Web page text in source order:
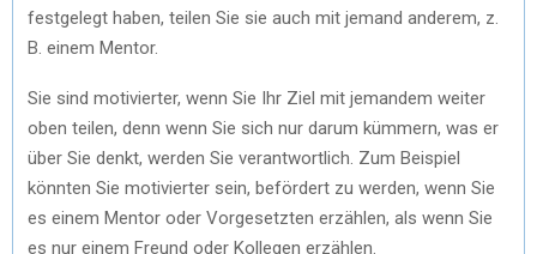
festgelegt haben, teilen Sie sie auch mit jemand anderem, z.
B. einem Mentor.
Sie sind motivierter, wenn Sie Ihr Ziel mit jemandem weiter
oben teilen, denn wenn Sie sich nur darum kümmern, was er
über Sie denkt, werden Sie verantwortlich. Zum Beispiel
könnten Sie motivierter sein, befördert zu werden, wenn Sie
es einem Mentor oder Vorgesetzten erzählen, als wenn Sie
es nur einem Freund oder Kollegen erzählen.